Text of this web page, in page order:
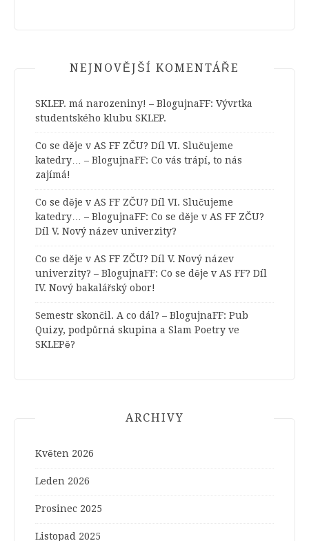
NEJNOVĚJŠÍ KOMENTÁŘE
SKLEP. má narozeniny! – BlogujnaFF: Vývrtka
studentského klubu SKLEP.
Co se děje v AS FF ZČU? Díl VI. Slučujeme
katedry… – BlogujnaFF: Co vás trápí, to nás
zajímá!
Co se děje v AS FF ZČU? Díl VI. Slučujeme
katedry… – BlogujnaFF: Co se děje v AS FF ZČU?
Díl V. Nový název univerzity?
Co se děje v AS FF ZČU? Díl V. Nový název
univerzity? – BlogujnaFF: Co se děje v AS FF? Díl
IV. Nový bakalářský obor!
Semestr skončil. A co dál? – BlogujnaFF: Pub
Quizy, podpůrná skupina a Slam Poetry ve
SKLEPě?
ARCHIVY
Květen 2026
Leden 2026
Prosinec 2025
Listopad 2025